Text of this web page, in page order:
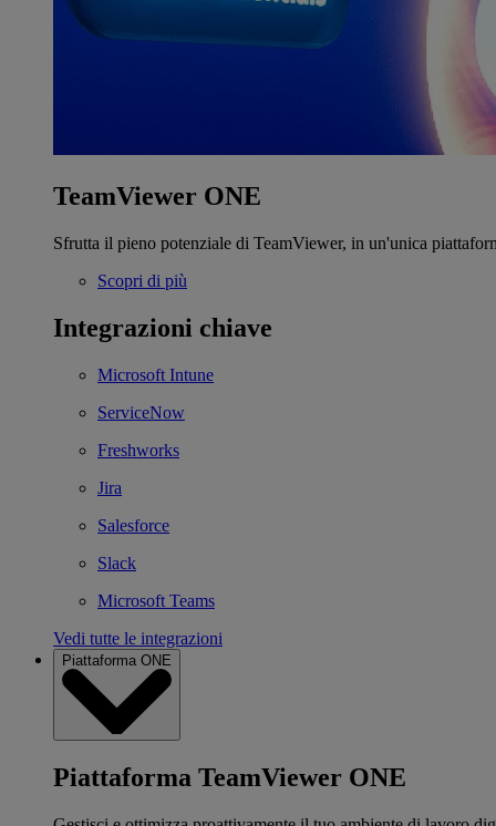
TeamViewer ONE
Sfrutta il pieno potenziale di TeamViewer, in un'unica
Scopri di più
Integrazioni chiave
Microsoft Intune
ServiceNow
Freshworks
Jira
Salesforce
Slack
Microsoft Teams
Vedi tutte le integrazioni
Piattaforma ONE
Piattaforma TeamViewer ONE